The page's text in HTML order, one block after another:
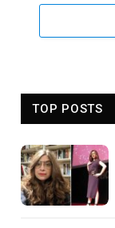
TOP POSTS